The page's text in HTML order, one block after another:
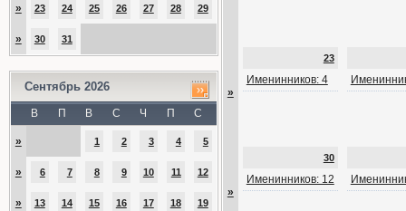
» 23 24 25 26 27 28 29
» 30 31
Сентябрь 2026
В П В С Ч П С
» 1 2 3 4 5
» 6 7 8 9 10 11 12
» 13 14 15 16 17 18 19
»
23
Именинников: 4
»
30
Именинников: 12